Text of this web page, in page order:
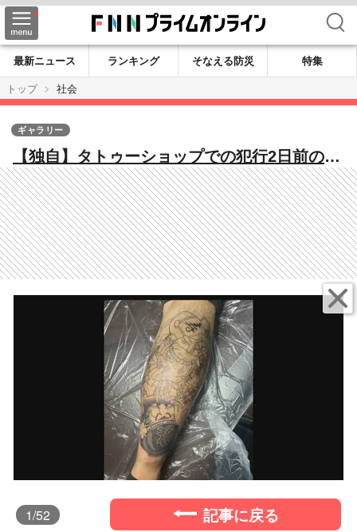
検索
最新ニュース ランキング そなえる防災
特集
トップ
社会
【独自】タトゥーショップでの犯行2日前の平
山綾拳容疑者の画像入手 “宝島ロード”で夫
婦が他店舗と言い争う姿も 那須2遺体
ギャラリー
1/52 記事に戻る